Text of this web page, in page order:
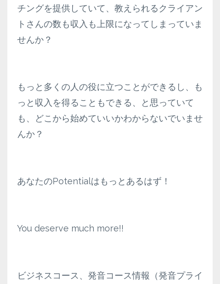
チングを提供していて、教えられるクライアン
トさんの数も収入も上限になってしまっていま
せんか？
もっと多くの人の役に立つことができるし、も
っと収入を得ることもできる、と思っていて
も、どこから始めていいかわからないでいませ
んか？
あなたのPotentialはもっとあるはず！
You deserve much more!!
ビジネスコース、発音コース情報（発音プライ